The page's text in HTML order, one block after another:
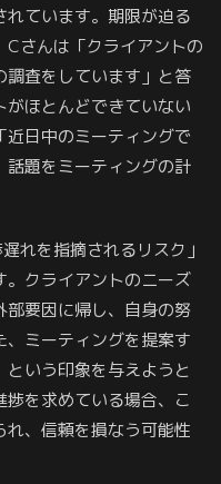
ています。期限が迫る
さんは「クライアントの
調査をしています」と答
ほとんどできていない
日中のミーティングで
題をミーティングの計
れを指摘されるリスク」
。クライアントのニーズ
部要因に帰し、自身の努
ミーティングを提案す
いう印象を与えようと
を求めている場合、こ
、信頼を損なう可能性